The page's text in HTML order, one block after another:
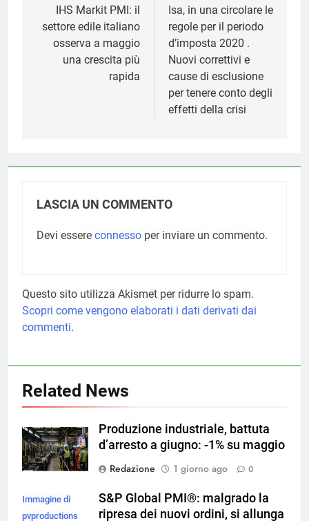
articoli
IHS Markit PMI: il
settore edile italiano
osserva a maggio
una crescita più
rapida
Isa, in una circolare le
regole per il periodo
d’imposta 2020 .
Nuovi correttivi e
cause di esclusione
per tenere conto degli
effetti della crisi
LASCIA UN COMMENTO
Devi essere connesso per inviare un commento.
Questo sito utilizza Akismet per ridurre lo spam.
Scopri come vengono elaborati i dati derivati dai
commenti.
Related News
Produzione industriale, battuta
d’arresto a giugno: -1% su maggio
Redazione
1 giorno ago 0
Immagine di
pvproductions
S&P Global PMI®: malgrado la
ripresa dei nuovi ordini, si allunga